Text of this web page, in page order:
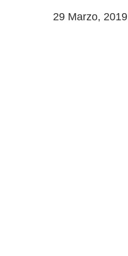
29 Marzo, 2019